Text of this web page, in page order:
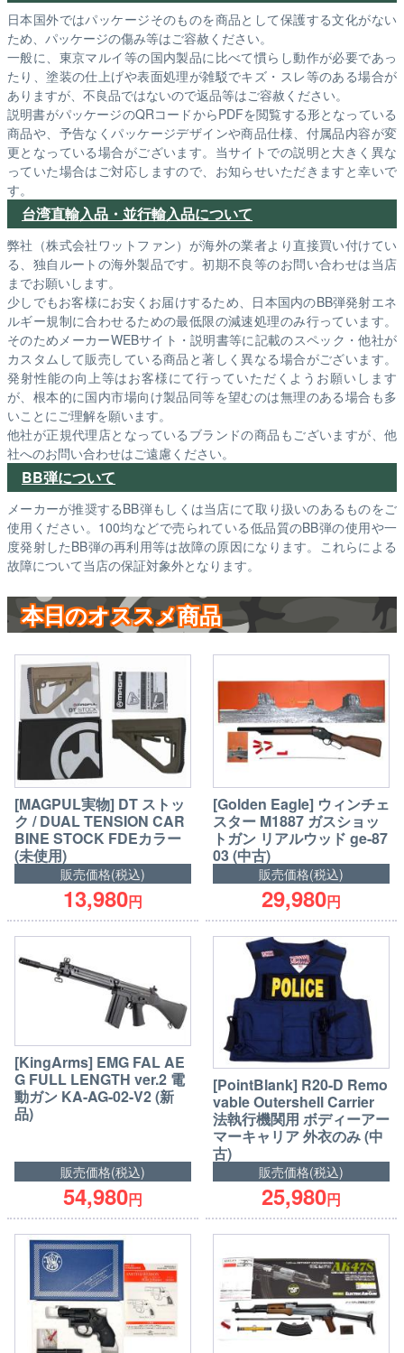
日本国外ではパッケージそのものを商品として保護する文化がない
ため、パッケージの傷み等はご容赦ください。
一般に、東京マルイ等の国内製品に比べて慣らし動作が必要であっ
たり、塗装の仕上げや表面処理が雑駁でキズ・スレ等のある場合が
ありますが、不良品ではないので返品等はご容赦ください。
説明書がパッケージのQRコードからPDFを閲覧する形となっている
商品や、予告なくパッケージデザインや商品仕様、付属品内容が変
更となっている場合がございます。当サイトでの説明と大きく異な
っていた場合はご対応しますので、お知らせいただきますと幸いで
す。
台湾直輸入品・並行輸入品について
弊社（株式会社ワットファン）が海外の業者より直接買い付けてい
る、独自ルートの海外製品です。初期不良等のお問い合わせは当店
までお願いします。
少しでもお客様にお安くお届けするため、日本国内のBB弾発射エネ
ルギー規制に合わせるための最低限の減速処理のみ行っています。
そのためメーカーWEBサイト・説明書等に記載のスペック・他社が
カスタムして販売している商品と著しく異なる場合がございます。
発射性能の向上等はお客様にて行っていただくようお願いします
が、根本的に国内市場向け製品同等を望むのは無理のある場合も多
いことにご理解を願います。
他社が正規代理店となっているブランドの商品もございますが、他
社へのお問い合わせはご遠慮ください。
BB弾について
メーカーが推奨するBB弾もしくは当店にて取り扱いのあるものをご
使用ください。100均などで売られている低品質のBB弾の使用や一
度発射したBB弾の再利用等は故障の原因になります。これらによる
故障について当店の保証対象外となります。
本日のオススメ商品
[MAGPUL実物] DT ストッ
ク / DUAL TENSION CAR
BINE STOCK FDEカラー
(未使用)
販売価格(税込)
13,980円
[Golden Eagle] ウィンチェ
スター M1887 ガスショッ
トガン リアルウッド ge-87
03 (中古)
販売価格(税込)
29,980円
[KingArms] EMG FAL AE
G FULL LENGTH ver.2 電
動ガン KA-AG-02-V2 (新
品)
販売価格(税込)
54,980円
[PointBlank] R20-D Remo
vable Outershell Carrier
法執行機関用 ボディーアー
マーキャリア 外衣のみ (中
古)
販売価格(税込)
25,980円